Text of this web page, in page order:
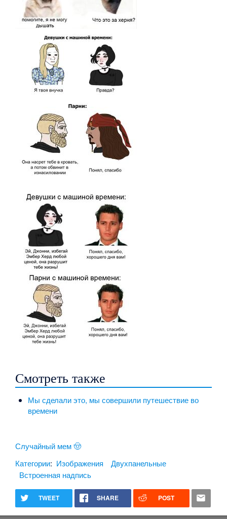
Смотреть также
Мы сделали это, мы совершили путешествие во
времени
Случайный мем 🤠
Категории: Изображения
Двухпанельные
Встроенная надпись
TWEET SHARE POST